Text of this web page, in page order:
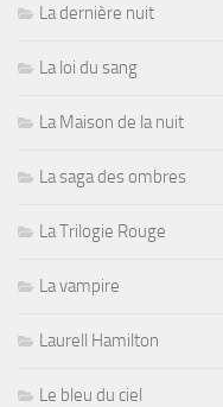
La dernière nuit
La loi du sang
La Maison de la nuit
La saga des ombres
La Trilogie Rouge
La vampire
Laurell Hamilton
Le bleu du ciel